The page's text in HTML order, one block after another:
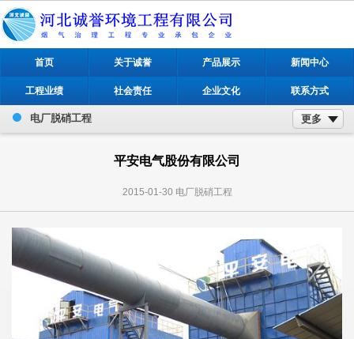
首页 关于诚誉 产品展示 新闻中心
工程业绩 社会责任 企业文化 联系方式
电厂脱硝工程 更多
平安电气股份有限公司
2015-01-30 电厂脱硝工程